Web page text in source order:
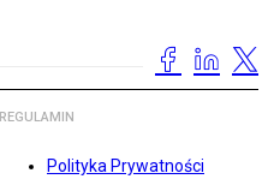
REGULAMIN
Polityka Prywatności